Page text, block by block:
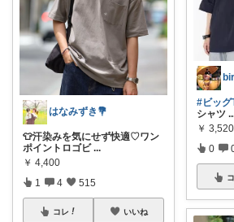
はなみずき💐
👕汗染みを気にせず快適♡ワン
ポイントロゴビ ...
￥ 4,400
1 4 515
コレ いいね
#ビッグ
シャツ
￥ 3,520
0